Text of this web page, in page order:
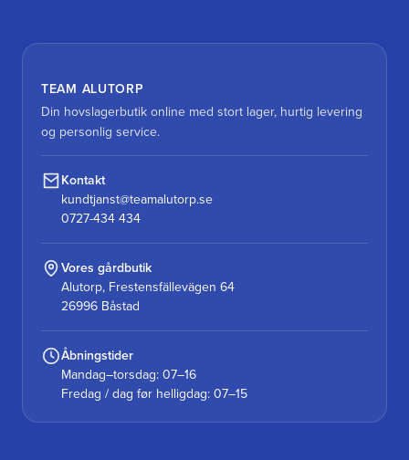
TEAM ALUTORP
Din hovslagerbutik online med stort lager, hurtig levering
og personlig service.
Kontakt
kundtjanst@teamalutorp.se
0727-434 434
Vores gårdbutik
Alutorp, Frestensfällevägen 64
26996 Båstad
Åbningstider
Mandag–torsdag: 07–16
Fredag / dag før helligdag: 07–15